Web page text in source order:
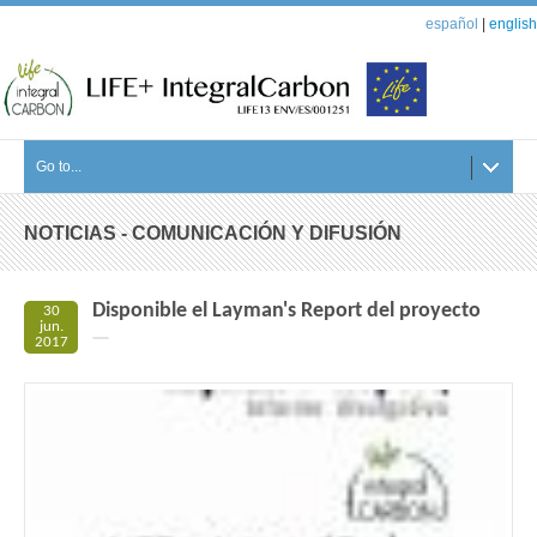
español english
Go to...
NOTICIAS - COMUNICACIÓN Y DIFUSIÓN
30
jun.
2017
Disponible el Layman's Report del proyecto